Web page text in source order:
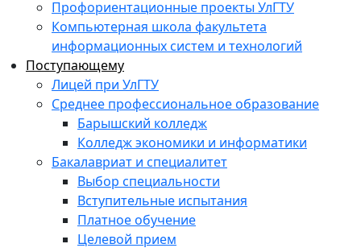
Профориентационные проекты УлГТУ
Компьютерная школа факультета
информационных систем и технологий
Поступающему
Лицей при УлГТУ
Среднее профессиональное образование
Барышский колледж
Колледж экономики и информатики
Бакалавриат и специалитет
Выбор специальности
Вступительные испытания
Платное обучение
Целевой прием